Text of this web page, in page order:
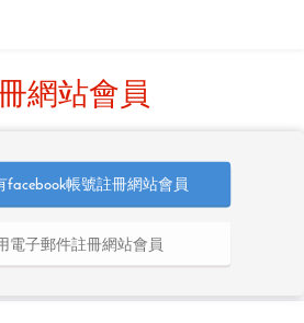
網站會員
facebook帳號註冊網站會員
電子郵件註冊網站會員